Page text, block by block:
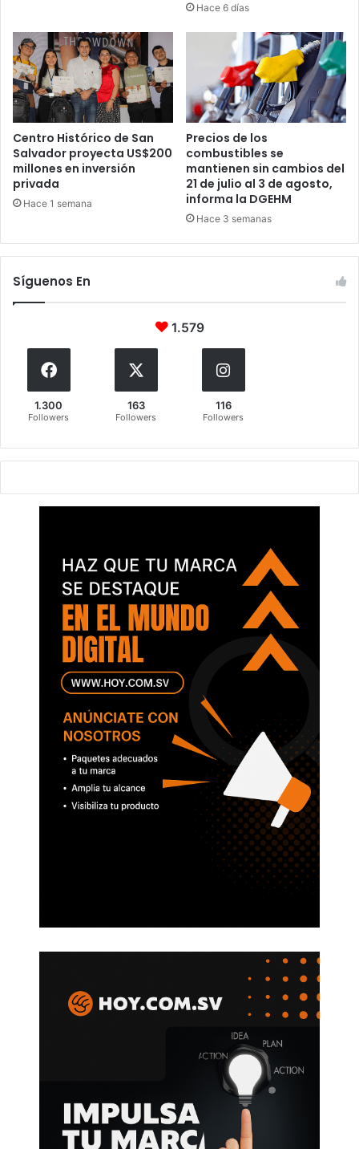
Hace 6 días
Centro Histórico de San
Salvador proyecta US$200
millones en inversión
privada
Hace 1 semana
Precios de los
combustibles se
mantienen sin cambios del
21 de julio al 3 de agosto,
informa la DGEHM
Hace 3 semanas
Síguenos En
1.579
1.300
Followers
163
Followers
116
Followers